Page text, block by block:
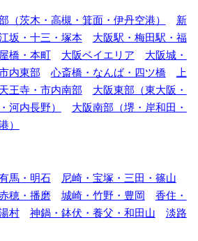
（茨木・高槻・箕面・伊丹空港）
新
坂・十三・塚本
大阪駅・梅田駅・福
橋・本町
大阪ベイエリア
大阪城・
内東部
心斎橋・なんば・四ツ橋
上
王寺・市内南部
大阪東部（東大阪・
河内長野）
大阪南部（堺・岸和田・
）
馬・明石
尼崎・宝塚・三田・篠山
穂・播磨
城崎・竹野・豊岡
香住・
村
神鍋・鉢伏・養父・和田山
淡路